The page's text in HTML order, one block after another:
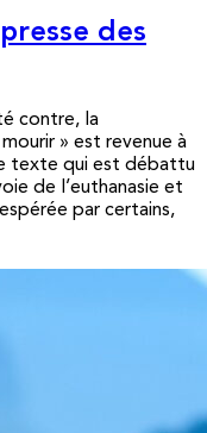
des
contre, la
» est revenue à
texte qui est débattu
de l’euthanasie et
par certains,